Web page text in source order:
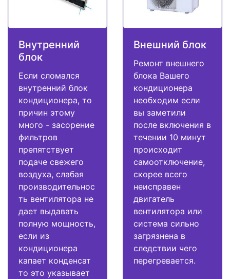
Внутренний
блок
Если сломался
внутренний блок
кондиционера, то
причин этому
много - засорение
фильтров
препятствует
подаче свежего
воздуха, слабая
производительнос
ть вентилятора не
дает выдавать
полную мощность,
если из
кондиционера
капает конденсат
то это указывает
Внешний блок
Ремонт внешнего
блока Вашего
кондиционера
необходим если
вы заметили
после включения в
течении 10 минут
происходит
самоотключение,
скорее всего
неисправен
двигатель
вентилятора или
система сильно
загрязнена в
следствии чего
перегревается.